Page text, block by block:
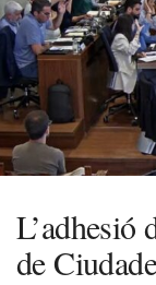
L’adhesió
de